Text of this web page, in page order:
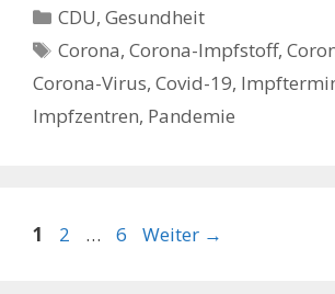
Kategorien
CDU,Gesundheit
Schlagwörter
Corona,Corona-Impfstoff,
Corona-Virus, Covid-19,
Impfzentren, Pandemie
Seite
1 Seite
2 … Seite
6 Weiter →